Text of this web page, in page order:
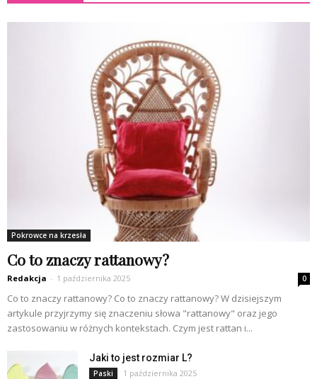
Pokrowce na krzesła
Co to znaczy rattanowy?
Redakcja - 1 października 2025 0
Co to znaczy rattanowy? Co to znaczy rattanowy? W dzisiejszym
artykule przyjrzymy się znaczeniu słowa "rattanowy" oraz jego
zastosowaniu w różnych kontekstach. Czym jest rattan i...
Jaki to jest rozmiar L?
Paski 1 października 2025